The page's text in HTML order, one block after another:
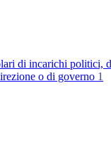
di incarichi politici,
o di governo 1